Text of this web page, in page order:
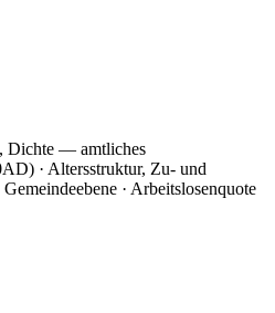
Dichte — amtliches
· Altersstruktur, Zu- und
· Arbeitslosenquote